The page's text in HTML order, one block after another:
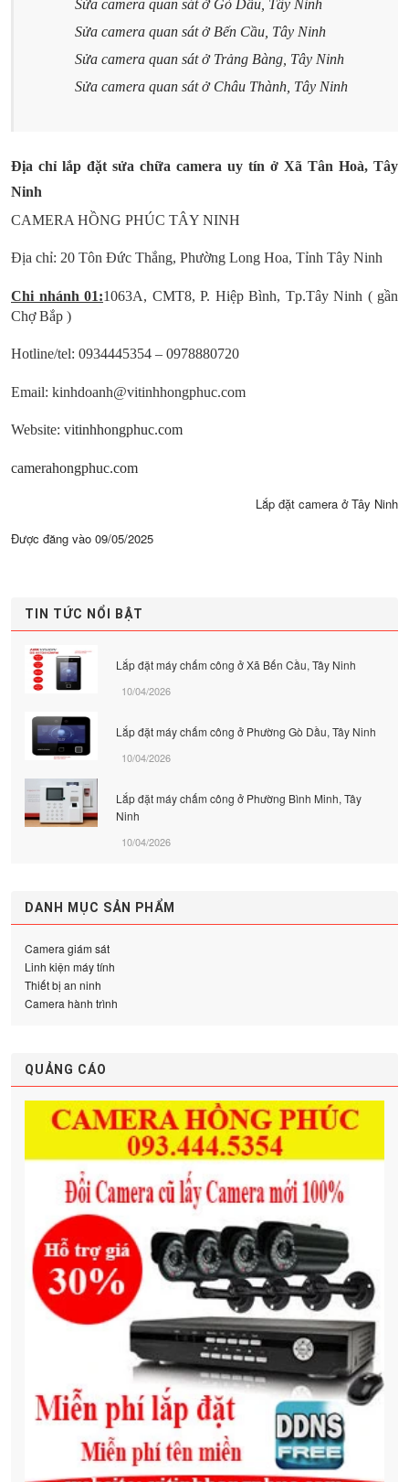
Sửa camera quan sát ở Gò Dầu, Tây Ninh
Sửa camera quan sát ở Bến Cầu, Tây Ninh
Sửa camera quan sát ở Trảng Bàng, Tây Ninh
Sửa camera quan sát ở Châu Thành, Tây Ninh
Địa chỉ lắp đặt sửa chữa camera uy tín ở Xã Tân Hoà, Tây
Ninh
CAMERA HỒNG PHÚC TÂY NINH
Địa chỉ: 20 Tôn Đức Thắng, Phường Long Hoa, Tỉnh Tây Ninh
Chi nhánh 01:1063A, CMT8, P. Hiệp Bình, Tp.Tây Ninh ( gần
Chợ Bắp )
Hotline/tel: 0934445354 – 0978880720
Email: kinhdoanh@vitinhhongphuc.com
Website: vitinhhongphuc.com
camerahongphuc.com
Lắp đặt camera ở Tây Ninh
Được đăng vào 09/05/2025
TIN TỨC NỔI BẬT
Lắp đặt máy chấm công ở Xã Bến Cầu, Tây Ninh
10/04/2026
Lắp đặt máy chấm công ở Phường Gò Dầu, Tây Ninh
10/04/2026
Lắp đặt máy chấm công ở Phường Bình Minh, Tây
Ninh
10/04/2026
DANH MỤC SẢN PHẨM
Camera giám sát
Linh kiện máy tính
Thiết bị an ninh
Camera hành trình
QUẢNG CÁO